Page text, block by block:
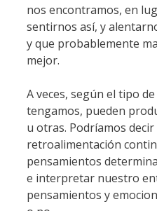
nos encontramos, en
sentirnos así, y
y que probablemente
mejor.
A veces, según el tipo
tengamos, pueden
u otras. Podríamos
retroalimentación
pensamientos
e interpretar nuestro
pensamientos y